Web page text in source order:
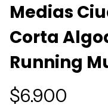
Medias
Corta
Running
$6.900